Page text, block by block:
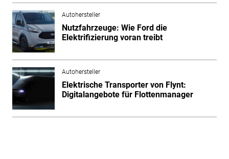
Autohersteller
Nutzfahrzeuge: Wie Ford die
Elektrifizierung voran treibt
Autohersteller
Elektrische Transporter von Flynt:
Digitalangebote für Flottenmanager